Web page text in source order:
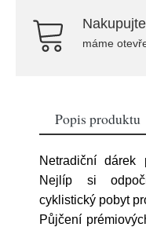
máme
Popis produktu
Netradiční
Nejlíp si
cyklistický pobyt
Půjčení